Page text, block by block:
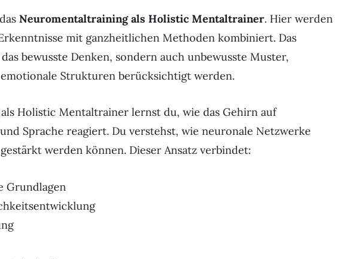
Neuromentaltraining als Holistic Mentaltrainer. Hier werden
mit ganzheitlichen Methoden kombiniert. Das
bewusste Denken, sondern auch unbewusste Muster,
Strukturen berücksichtigt werden.
Holistic Mentaltrainer lernst du, wie das Gehirn auf
Sprache reagiert. Du verstehst, wie neuronale Netzwerke
werden können. Dieser Ansatz verbindet:
Grundlagen